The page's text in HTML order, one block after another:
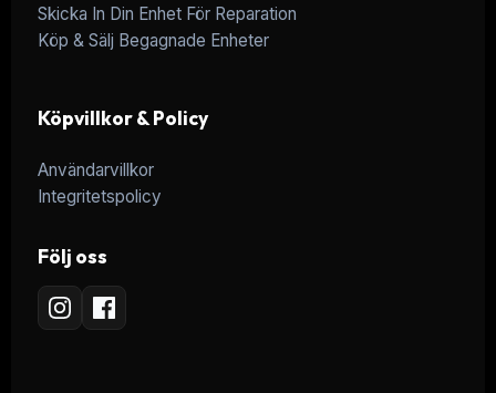
Skicka In Din Enhet För Reparation
Köp & Sälj Begagnade Enheter
Köpvillkor & Policy
Användarvillkor
Integritetspolicy
Följ oss